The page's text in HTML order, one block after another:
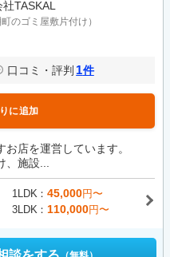
TASKAL
のゴミ屋敷片付け）
口コミ・評判 1件
に追加
店を運営しています。
施設...
1LDK 45,000円〜
3LDK 110,000円〜